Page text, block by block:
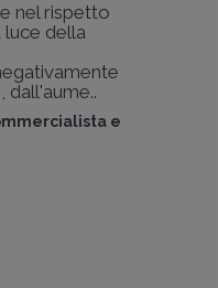
nel rispetto
della
dall'aume..
e